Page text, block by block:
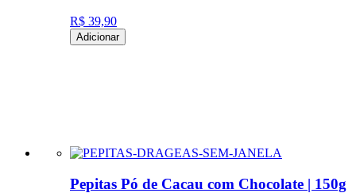
R$ 39,90
Adicionar
Pepitas Pó de Cacau com Chocolate | 150g